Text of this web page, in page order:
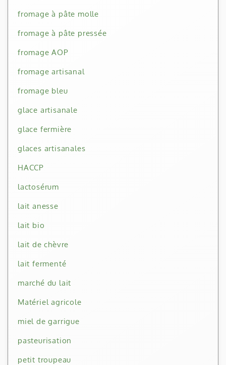
fromage à pâte molle
fromage à pâte pressée
fromage AOP
fromage artisanal
fromage bleu
glace artisanale
glace fermière
glaces artisanales
HACCP
lactosérum
lait anesse
lait bio
lait de chèvre
lait fermenté
marché du lait
Matériel agricole
miel de garrigue
pasteurisation
petit troupeau